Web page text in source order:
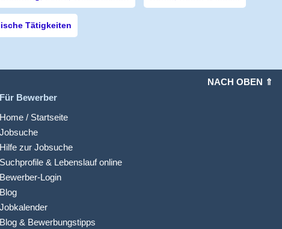
Tätigkeiten
NACH OBEN ⇑
Für Bewerber
Home / Startseite
Jobsuche
Hilfe zur Jobsuche
Suchprofile & Lebenslauf online
Bewerber-Login
Blog
Jobkalender
Blog & Bewerbungstipps